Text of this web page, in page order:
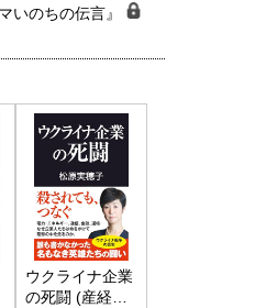
いのちの伝言』
ウクライナ企業
の死闘 (産経セ